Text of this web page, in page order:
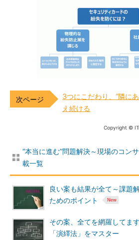
3つにこだわり、“隣に
え続ける
Copyright ©
“本当に進む”問題解決～現場のコン
載一覧
良い案も結果が全て～課題
ためのポイント
その案、全てを網羅してま
「演繹法」をマスター